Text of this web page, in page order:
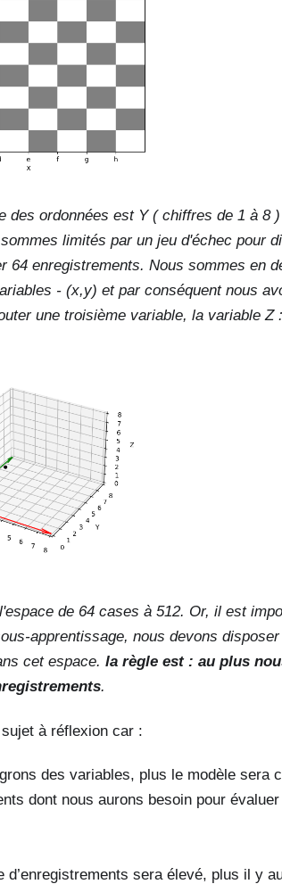
des ordonnées est Y ( chiffres de 1 à 8)
limités par un jeu d'échec pour
64 enregistrements. Nous sommes en
- (x,y) et par conséquent nous
une troisième variable, la variable Z :
de 64 cases à 512. Or, il est
apprentissage, nous devons
cet espace. la règle est : au plus
.
à réflexion car :
des variables, plus le modèle sera
dont nous aurons besoin pour
d’enregistrements sera élevé, plus il y